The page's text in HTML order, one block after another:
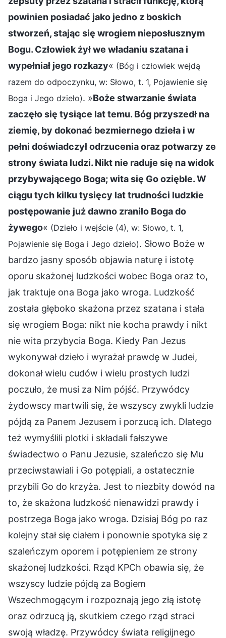
powinien posiadać jako jedno z boskich
stworzeń, stając się wrogiem nieposłusznym
Bogu. Człowiek żył we władaniu szatana i
wypełniał jego rozkazy« (Bóg i człowiek wejdą
razem do odpoczynku, w: Słowo, t. 1, Pojawienie się
Boga i Jego dzieło). »Boże stwarzanie świata
zaczęło się tysiące lat temu. Bóg przyszedł na
ziemię, by dokonać bezmiernego dzieła i w
pełni doświadczył odrzucenia oraz potwarzy ze
strony świata ludzi. Nikt nie raduje się na widok
przybywającego Boga; wita się Go ozięble. W
ciągu tych kilku tysięcy lat trudności ludzkie
postępowanie już dawno zraniło Boga do
żywego« (Dzieło i wejście (4), w: Słowo, t. 1,
Pojawienie się Boga i Jego dzieło). Słowo Boże w
bardzo jasny sposób objawia naturę i istotę
oporu skażonej ludzkości wobec Boga oraz to,
jak traktuje ona Boga jako wroga. Ludzkość
została głęboko skażona przez szatana i stała
się wrogiem Boga: nikt nie kocha prawdy i nikt
nie wita przybycia Boga. Kiedy Pan Jezus
wykonywał dzieło i wyrażał prawdę w Judei,
dokonał wielu cudów i wielu prostych ludzi
poczuło, że musi za Nim pójść. Przywódcy
żydowscy martwili się, że wszyscy zwykli ludzie
pójdą za Panem Jezusem i porzucą ich. Dlatego
też wymyślili plotki i składali fałszywe
świadectwo o Panu Jezusie, szaleńczo się Mu
przeciwstawiali i Go potępiali, a ostatecznie
przybili Go do krzyża. Jest to niezbity dowód na
to, że skażona ludzkość nienawidzi prawdy i
postrzega Boga jako wroga. Dzisiaj Bóg po raz
kolejny stał się ciałem i ponownie spotyka się z
szaleńczym oporem i potępieniem ze strony
skażonej ludzkości. Rząd KPCh obawia się, że
wszyscy ludzie pójdą za Bogiem
Wszechmogącym i rozpoznają jego złą istotę
oraz odrzucą ją, skutkiem czego rząd straci
swoją władzę. Przywódcy świata religijnego